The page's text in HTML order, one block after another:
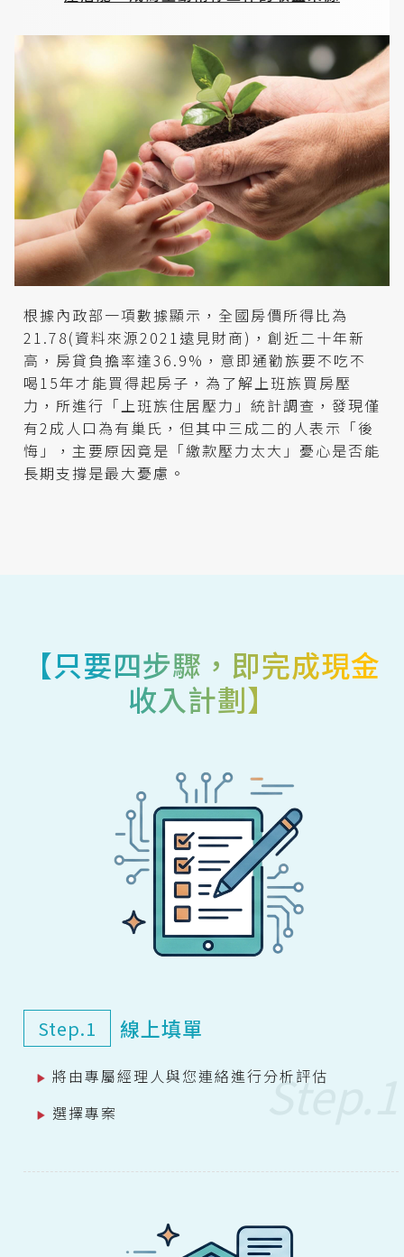
根據內政部一項數據顯示，全國房價所得比為
21.78(資料來源2021遠見財商)，創近二十年新
高，房貸負擔率達36.9%，意即通勸族要不吃不
喝15年才能買得起房子，為了解上班族買房壓
力，所進行「上班族住居壓力」統計調查，發現僅
有2成人口為有巢氏，但其中三成二的人表示「後
悔」，主要原因竟是「繳款壓力太大」憂心是否能
長期支撐是最大憂慮。
【只要四步驟，即完成現金
收入計劃】
Step.1 線上填單
將由專屬經理人與您連絡進行分析評估
選擇專案